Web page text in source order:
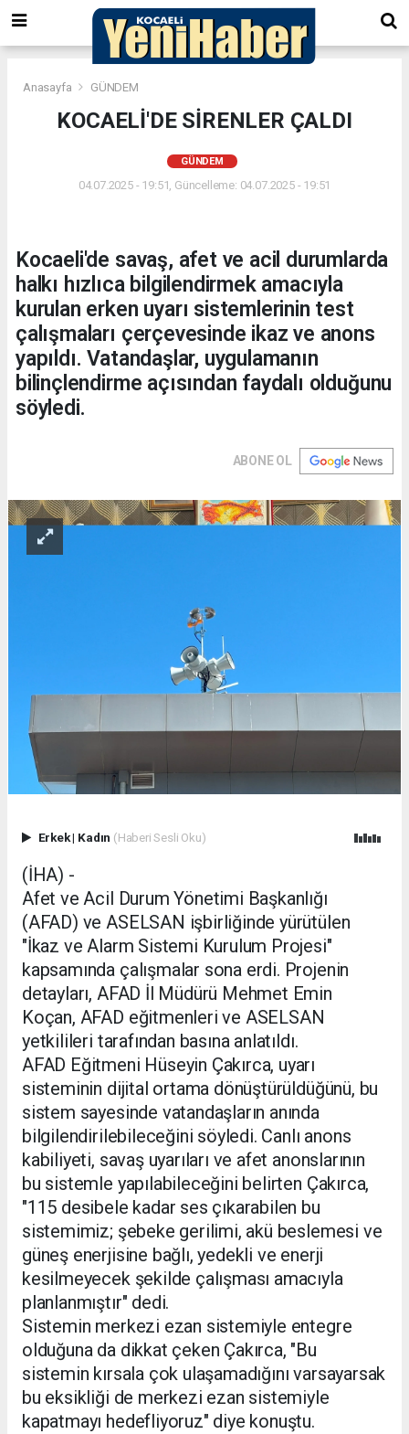
Anasayfa GÜNDEM
KOCAELİ'DE SİRENLER ÇALDI
GÜNDEM
04.07.2025 - 19:51, Güncelleme: 04.07.2025 - 19:51
Kocaeli'de savaş, afet ve acil durumlarda
halkı hızlıca bilgilendirmek amacıyla
kurulan erken uyarı sistemlerinin test
çalışmaları çerçevesinde ikaz ve anons
yapıldı. Vatandaşlar, uygulamanın
bilinçlendirme açısından faydalı olduğunu
söyledi.
ABONE OL
Erkek| Kadın (Haberi Sesli Oku)
(İHA) -
Afet ve Acil Durum Yönetimi Başkanlığı
(AFAD) ve ASELSAN işbirliğinde yürütülen
"İkaz ve Alarm Sistemi Kurulum Projesi"
kapsamında çalışmalar sona erdi. Projenin
detayları, AFAD İl Müdürü Mehmet Emin
Koçan, AFAD eğitmenleri ve ASELSAN
yetkilileri tarafından basına anlatıldı.
AFAD Eğitmeni Hüseyin Çakırca, uyarı
sisteminin dijital ortama dönüştürüldüğünü, bu
sistem sayesinde vatandaşların anında
bilgilendirilebileceğini söyledi. Canlı anons
kabiliyeti, savaş uyarıları ve afet anonslarının
bu sistemle yapılabileceğini belirten Çakırca,
"115 desibele kadar ses çıkarabilen bu
sistemimiz; şebeke gerilimi, akü beslemesi ve
güneş enerjisine bağlı, yedekli ve enerji
kesilmeyecek şekilde çalışması amacıyla
planlanmıştır" dedi.
Sistemin merkezi ezan sistemiyle entegre
olduğuna da dikkat çeken Çakırca, "Bu
sistemin kırsala çok ulaşamadığını varsayarsak
bu eksikliği de merkezi ezan sistemiyle
kapatmayı hedefliyoruz" diye konuştu.